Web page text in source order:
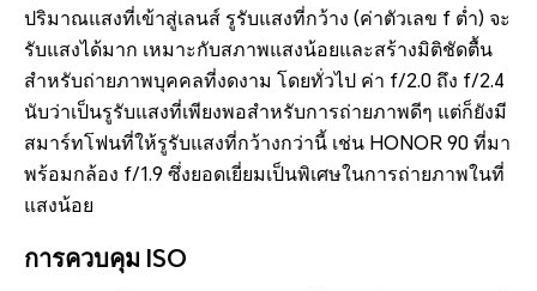
ปริมาณแสงที่เข้าสู่เลนส์ รูรับแสงที่กว้าง (ค่าตัวเลข f ต่ำ) จะ
รับแสงได้มาก เหมาะกับสภาพแสงน้อยและสร้างมิติชัดตื้น
สำหรับถ่ายภาพบุคคลที่งดงาม โดยทั่วไป ค่า f/2.0 ถึง f/2.4
นับว่าเป็นรูรับแสงที่เพียงพอสำหรับการถ่ายภาพดีๆ แต่ก็ยังมี
สมาร์ทโฟนที่ให้รูรับแสงที่กว้างกว่านี้ เช่น HONOR 90 ที่มา
พร้อมกล้อง f/1.9 ซึ่งยอดเยี่ยมเป็นพิเศษในการถ่ายภาพในที่
แสงน้อย
การควบคุม ISO